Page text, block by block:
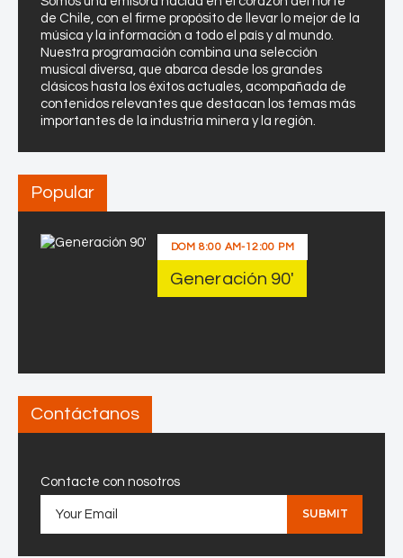
de Chile, con el firme propósito de llevar lo mejor de la
música y la información a todo el país y al mundo.
Nuestra programación combina una selección
musical diversa, que abarca desde los grandes
clásicos hasta los éxitos actuales, acompañada de
contenidos relevantes que destacan los temas más
importantes de la industria minera y la región.
Popular
DOM 8:00 AM-12:00 PM
Generación 90′
Contáctanos
Contacte con nosotros